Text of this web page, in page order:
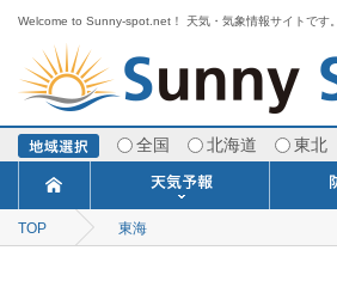
Welcome to Sunny-spot.net！ 天気・気象情報サイトです。
全国 北海道 東北
今日明日の天気
ポイント予報
週間天気予報
寒・暖候期予報
TOP 東海